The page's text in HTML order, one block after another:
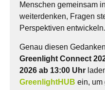
Menschen gemeinsam
weiterdenken, Fragen
Perspektiven entwickeln.
Genau diesen
Greenlight Connect
2026 ab 13:00 Uhr
GreenlightHUB ein, um